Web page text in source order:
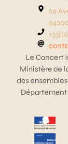
69
Le Concert
Ministère de
des
Département